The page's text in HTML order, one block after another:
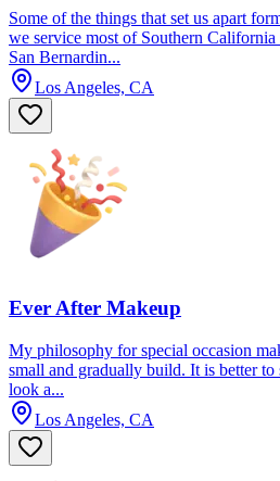
Some of the things that set us apart
we service most of Southern California
San Bernardin...
Los Angeles, CA
Ever After Makeup
My philosophy for special occasion
small and gradually build. It is better
look a...
Los Angeles, CA